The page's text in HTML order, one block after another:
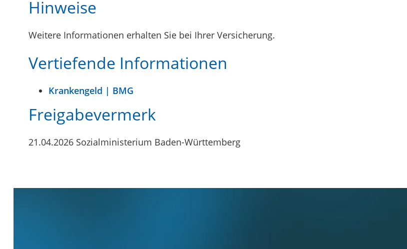
Hinweise
Weitere Informationen erhalten Sie bei Ihrer Versicherung.
Vertiefende Informationen
Krankengeld | BMG
Freigabevermerk
21.04.2026 Sozialministerium Baden-Württemberg